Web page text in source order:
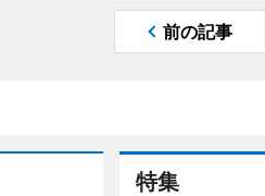
前の記事
特集